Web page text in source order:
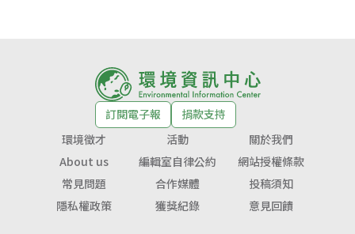
訂閱電子報
捐款支持
環境徵才
活動
關於我們
About us
編輯室自律公約
網站授權條款
常見問題
合作媒體
投稿須知
隱私權政策
獲獎紀錄 意見回饋